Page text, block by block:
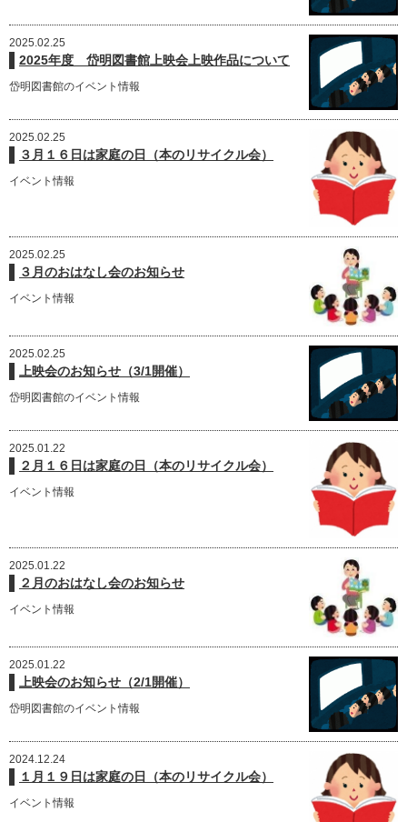
2025.02.25
2025年度 岱明図書館上映会上映作品について
岱明図書館のイベント情報
2025.02.25
３月１６日は家庭の日（本のリサイクル会）
イベント情報
2025.02.25
３月のおはなし会のお知らせ
イベント情報
2025.02.25
上映会のお知らせ（3/1開催）
岱明図書館のイベント情報
2025.01.22
２月１６日は家庭の日（本のリサイクル会）
イベント情報
2025.01.22
２月のおはなし会のお知らせ
イベント情報
2025.01.22
上映会のお知らせ（2/1開催）
岱明図書館のイベント情報
2024.12.24
１月１９日は家庭の日（本のリサイクル会）
イベント情報